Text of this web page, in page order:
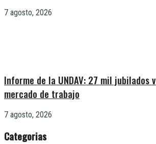
7 agosto, 2026
Informe de la UNDAV: 27 mil jubilados
mercado de trabajo
7 agosto, 2026
Categorias